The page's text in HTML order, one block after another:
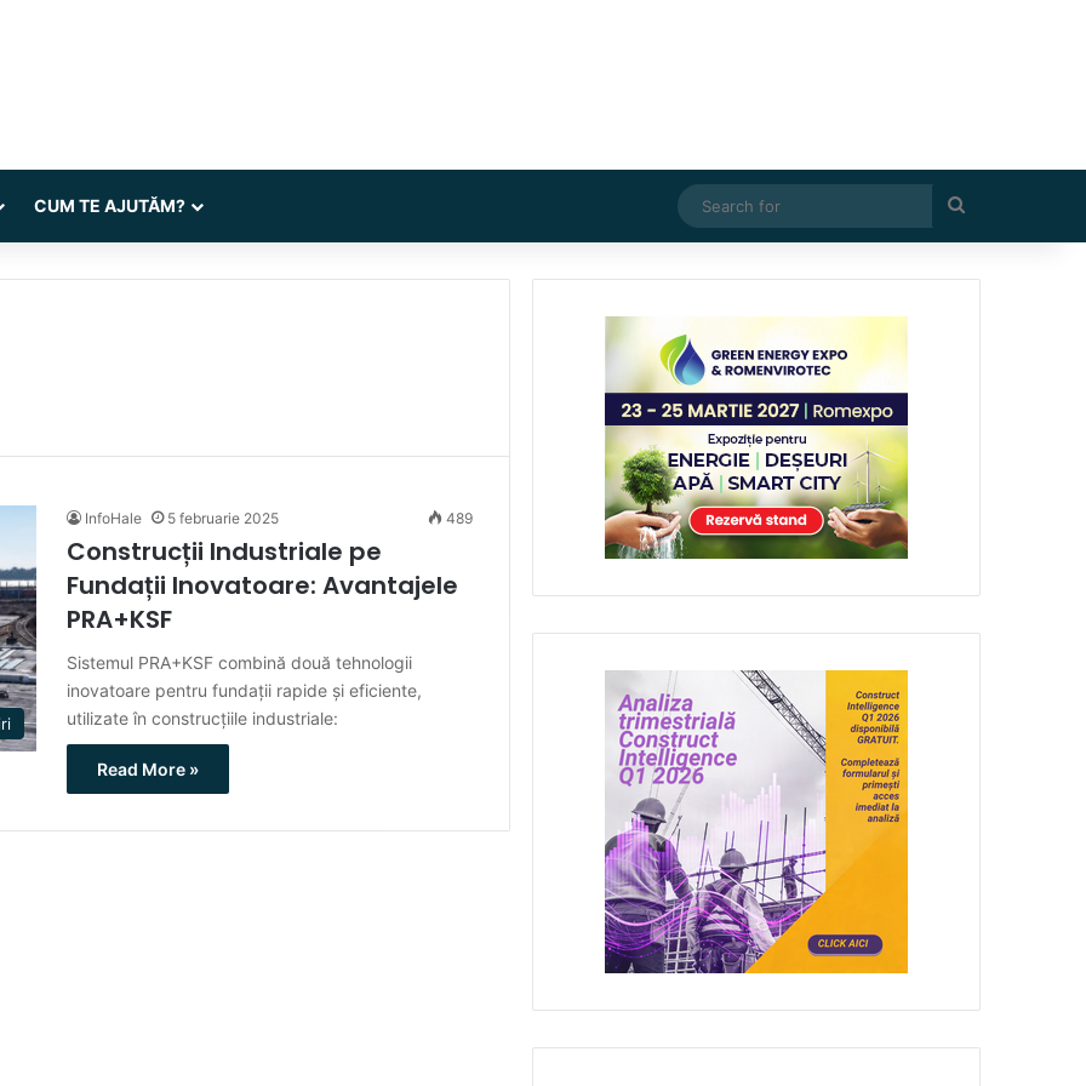
CUM TE AJUTĂM?
for
InfoHale 5 februarie 2025 489
Construcții Industriale pe
Fundații Inovatoare: Avantajele
PRA+KSF
Sistemul PRA+KSF combină două tehnologii
inovatoare pentru fundații rapide și eficiente,
utilizate în construcțiile industriale:
Read More »